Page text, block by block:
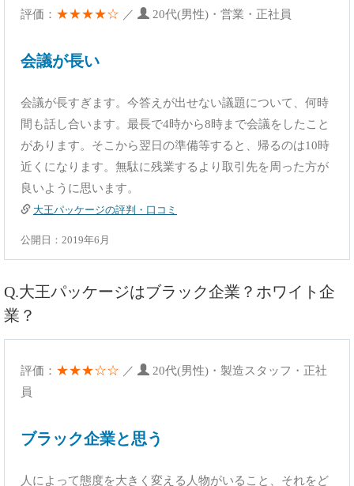
評価： ★★★★☆ ／ 20代(男性)・営業・正社員
会議が長い
会議が長すぎます。今答えが出せない議題について、何時
間も話し合います。最長で4時から8時まで会議をしたこと
があります。そこから翌日の準備等すると、帰るのは10時
近くになります。無駄に残業するより取引先を周った方が
良いように思います。
大王パッケージの評判・口コミ
公開日：2019年6月
Q.大王パッケージはブラック企業？ホワイト企
業？
評価： ★★★☆☆ ／
20代(男性)・製造スタッフ・正社
員
ブラック企業と思う
人によって態度を大きく変える人物がいること、それをど